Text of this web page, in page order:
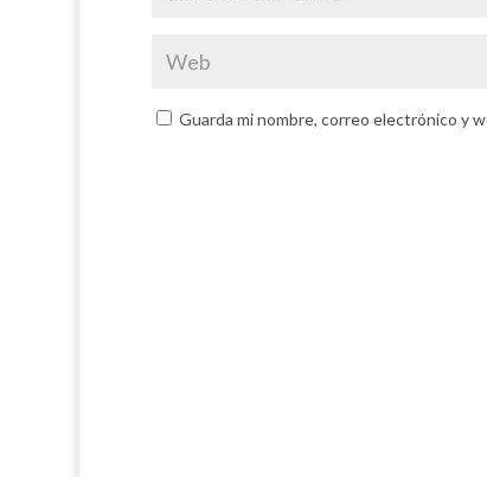
Guarda mi nombre, correo electrónico y